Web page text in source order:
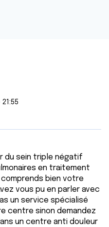
du sein triple négatif
en traitement
bien votre
vous pu en parler avec
un service spécialisé
centre sinon demandez
un centre anti douleur